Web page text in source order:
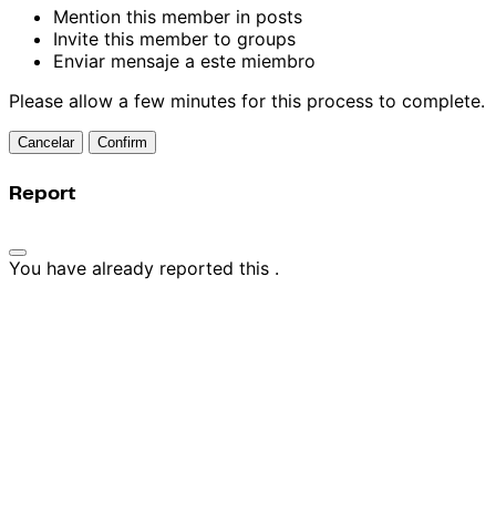
Mention this member in posts
Invite this member to groups
Enviar mensaje a este miembro
Please allow a few minutes for this process to complete.
Confirm
Report
You have already reported this .